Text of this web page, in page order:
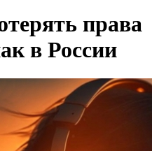
права
в России